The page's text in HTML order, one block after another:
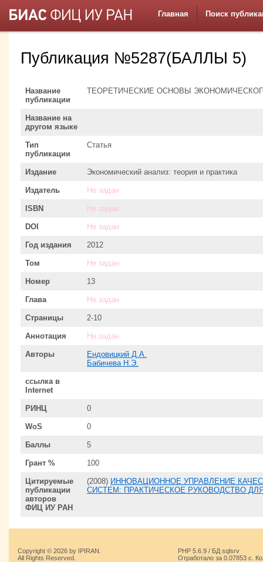
Главная Поиск
Публикация №5287(БАЛЛЫ 5)
Название
публикации
ТЕОРЕТИЧЕСКИЕ ОСНОВЫ
Название на
другом языке
Тип
публикации
Статья
Издание Экономический анализ: теория и практика
Издатель Не задан
ISBN Не задан
DOI Не задан
Год издания 2012
Том Не задан
Номер 13
Глава Не задан
Страницы 2-10
Аннотация Не задан
Авторы
Ендовицкий Д.А.
Бабичева Н.Э.
ссылка в
Internet
РИНЦ 0
WoS 0
Баллы 5
Грант % 100
Цитируемые
публикации
авторов
ФИЦ ИУ РАН
(2008) ИННОВАЦИОННОЕ УПРАВЛЕНИЕ
СИСТЕМ: ПРАКТИЧЕСКОЕ РУКОВОДСТВО
Copyright © 2026 by IPIRAN.
All Rights Reserved.
PHP 5.6.9 / БД sqlsrv
Отработало за 0.07853 с.